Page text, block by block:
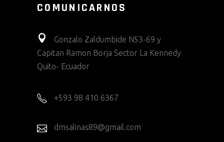
COMUNICARNOS
Gonzalo Zaldumbide N53-69 y
Capitan Ramon Borja Sector La Kennedy
Quito- Ecuador
+593 98 410 6367
dmsalinas89@gmail.com